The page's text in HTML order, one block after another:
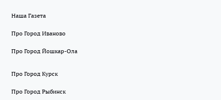
Наша Газета
Про Город Иваново
Про Город Йошкар-Ола
Про Город Курск
Про Город Рыбинск